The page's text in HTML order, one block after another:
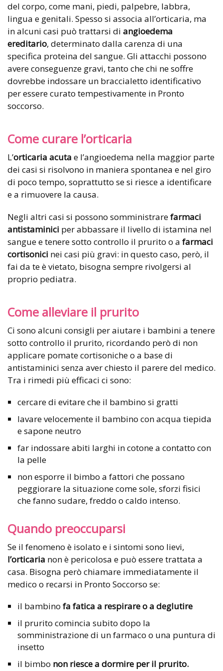
del corpo, come mani, piedi, palpebre, labbra,
lingua e genitali. Spesso si associa all’orticaria, ma
in alcuni casi può trattarsi di angioedema
ereditario, determinato dalla carenza di una
specifica proteina del sangue. Gli attacchi possono
avere conseguenze gravi, tanto che chi ne soffre
dovrebbe indossare un braccialetto identificativo
per essere curato tempestivamente in Pronto
soccorso.
Come curare l’orticaria
L’orticaria acuta e l’angioedema nella maggior parte
dei casi si risolvono in maniera spontanea e nel giro
di poco tempo, soprattutto se si riesce a identificare
e a rimuovere la causa.
Negli altri casi si possono somministrarefarmaci
antistaminici per abbassare il livello di istamina nel
sangue e tenere sotto controllo il prurito o a farmaci
cortisonici nei casi più gravi: in questo caso, però, il
fai da te è vietato, bisogna sempre rivolgersi al
proprio pediatra.
Come alleviare il prurito
Ci sono alcuni consigli per aiutare i bambini a tenere
sotto controllo il prurito, ricordando però di non
applicare pomate cortisoniche o a base di
antistaminici senza aver chiesto il parere del medico.
Tra i rimedi più efficaci ci sono:
cercare di evitare che il bambino si gratti
lavare velocemente il bambino con acqua tiepida
e sapone neutro
far indossare abiti larghi in cotone a contatto con
la pelle
non esporre il bimbo a fattori che possano
peggiorare la situazione come sole, sforzi fisici
che fanno sudare, freddo o caldo intenso.
Quando preoccuparsi
Se il fenomeno è isolato e i sintomi sono lievi,
l’orticaria non è pericolosa e può essere trattata a
casa. Bisogna però chiamare immediatamente il
medico o recarsi in Pronto Soccorso se:
il bambino fa fatica a respirare o a deglutire
il prurito comincia subito dopo la
somministrazione di un farmaco o una puntura di
insetto
il bimbo non riesce a dormire per il prurito.